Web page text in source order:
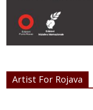
Artist For Rojava